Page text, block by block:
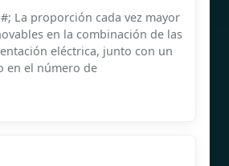
La proporción cada vez mayor
en la combinación de las
eléctrica, junto con un
en el número de